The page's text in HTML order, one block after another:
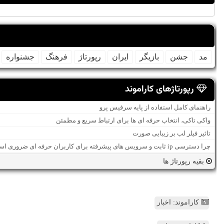
مد جشن بازیگر ایران رپورتاژ فرهنگ جشنواره
رپورتاژهای کاراموند
راهنمای کامل استفاده از پایه سرفیس پرو
واکی تاکی، انتخاب حرفه ای ها برای ارتباط سریع و مطمئن
تاثیر فیلر لب بر زیبایی صورت
چرا دسترسی ip ثابت و سرویس های پیشرفته برای کاربران حرفه ای ضروری است؟
بقیه رپورتاژ ها
کاراموند: اخبار